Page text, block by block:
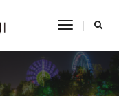
Toggle